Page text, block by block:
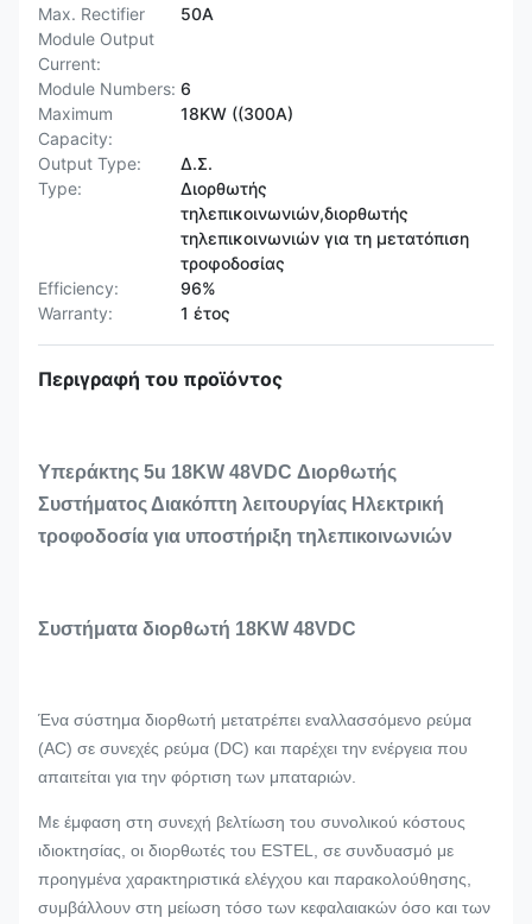
Max. Rectifier
Module Output
Current:
50Α
Module Numbers: 6
Maximum
Capacity:
18KW ((300A)
Output Type:
Δ.Σ.
Type:
Διορθωτής
τηλεπικοινωνιών,διορθωτής
τηλεπικοινωνιών για τη μετατόπιση
τροφοδοσίας
Efficiency:
96%
Warranty:
1 έτος
Περιγραφή του προϊόντος
Υπεράκτης 5u 18KW 48VDC Διορθωτής
Συστήματος Διακόπτη λειτουργίας Ηλεκτρική
τροφοδοσία για υποστήριξη τηλεπικοινωνιών
Συστήματα διορθωτή 18KW 48VDC
Ένα σύστημα διορθωτή μετατρέπει εναλλασσόμενο ρεύμα
(AC) σε συνεχές ρεύμα (DC) και παρέχει την ενέργεια που
απαιτείται για την φόρτιση των μπαταριών.
Με έμφαση στη συνεχή βελτίωση του συνολικού κόστους
ιδιοκτησίας, οι διορθωτές του ESTEL, σε συνδυασμό με
προηγμένα χαρακτηριστικά ελέγχου και παρακολούθησης,
συμβάλλουν στη μείωση τόσο των κεφαλαιακών όσο και των